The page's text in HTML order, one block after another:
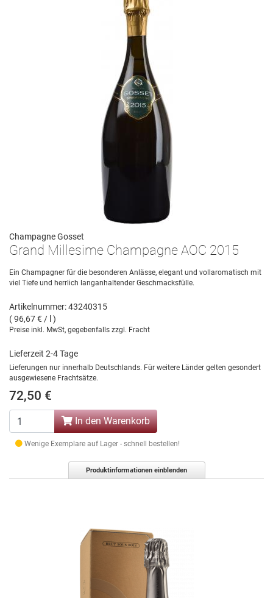
Champagne Gosset
Grand Millesime Champagne AOC 2015
Ein Champagner für die besonderen Anlässe, elegant und vollaromatisch mit
viel Tiefe und herrlich langanhaltender Geschmacksfülle.
Artikelnummer: 43240315
( 96,67 € / l )
Preise inkl. MwSt, gegebenfalls zzgl. Fracht
Lieferzeit 2-4 Tage
Lieferungen nur innerhalb Deutschlands. Für weitere Länder gelten gesondert
ausgewiesene Frachtsätze.
72,50 €
In den Warenkorb
Wenige Exemplare auf Lager - schnell bestellen!
Produktinformationen einblenden